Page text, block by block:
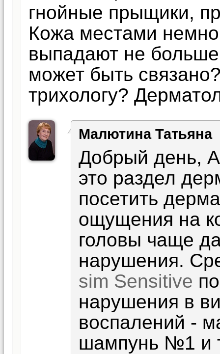
гнойные прыщики,
Кожа местами
выпадают не
может быть
трихологу?
Малютина Татьяна
Добрый день,
это раздел
посетить
ощущения на
головы чаще
нарушения.
sim Sensitive
нарушения в
воспалений -
шампунь №1 и